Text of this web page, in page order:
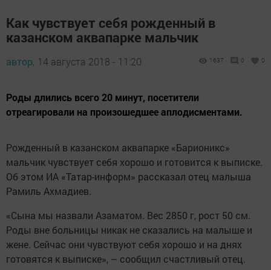
Как чувствует себя рожденный в
казанском аквапарке мальчик
автор, 14 августа 2018 - 11:20 1637 0 0
Роды длились всего 20 минут, посетители
отреагировали на произошедшее аплодисментами.
Рожденный в казанском аквапарке «Барионикс»
мальчик чувствует себя хорошо и готовится к выписке.
Об этом ИА «Татар-информ» рассказал отец малыша
Рамиль Ахмадиев.
«Сына мы назвали Азаматом. Вес 2850 г, рост 50 см.
Роды вне больницы никак не сказались на малыше и
жене. Сейчас они чувствуют себя хорошо и на днях
готовятся к выписке», – сообщил счастливый отец.